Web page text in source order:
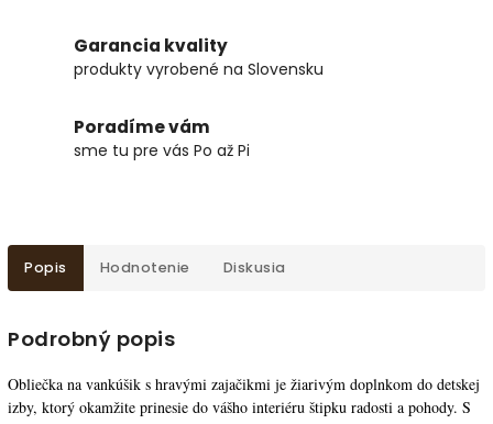
Garancia kvality
produkty vyrobené na Slovensku
Poradíme vám
sme tu pre vás Po až Pi
Popis Hodnotenie Diskusia
Podrobný popis
Obliečka na vankúšik s hravými zajačikmi je žiarivým doplnkom do detskej
izby, ktorý okamžite prinesie do vášho interiéru štipku radosti a pohody. S